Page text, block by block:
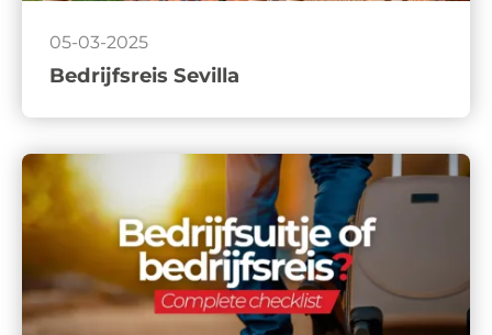
05-03-2025
Bedrijfsreis Sevilla